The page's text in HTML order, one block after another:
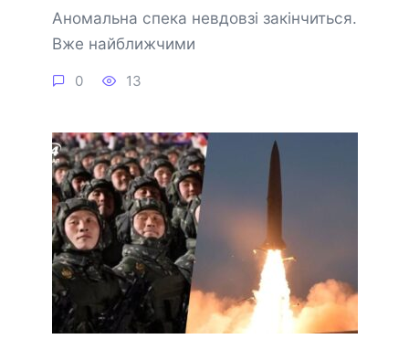
Аномальна спека невдовзі закінчиться.
Вже найближчими
0 13